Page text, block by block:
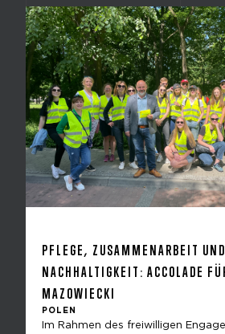
PFLEGE, ZUSAMMENARBEIT UND
NACHHALTIGKEIT: ACCOLADE
MAZOWIECKI
POLEN
Im Rahmen des freiwilligen